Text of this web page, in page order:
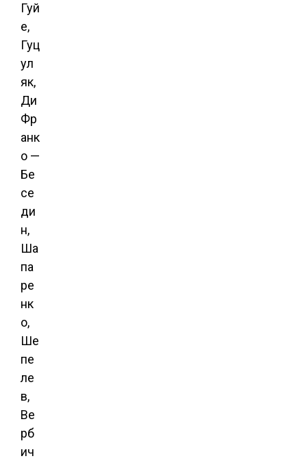
Гуй
е,
Гуц
ул
як,
Ди
Фр
анк
о —
Бе
се
ди
н,
Ша
па
ре
нк
о,
Ше
пе
ле
в,
Ве
рб
ич